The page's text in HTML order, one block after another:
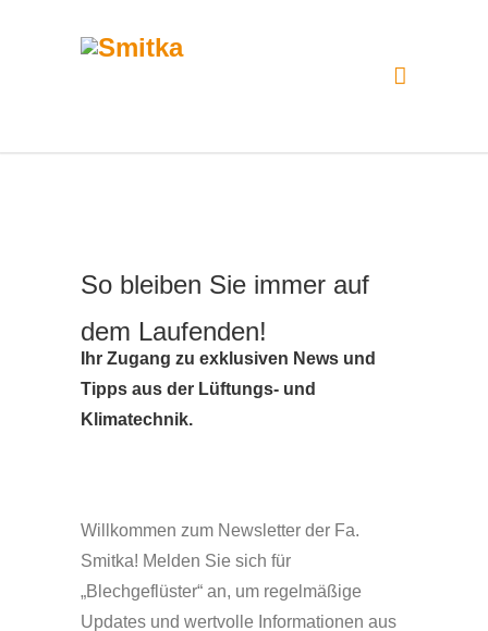
So bleiben Sie immer auf
dem Laufenden!
Ihr Zugang zu exklusiven News und
Tipps aus der Lüftungs- und
Klimatechnik.
Willkommen zum Newsletter der Fa.
Smitka! Melden Sie sich für
„Blechgeflüster“ an, um regelmäßige
Updates und wertvolle Informationen aus